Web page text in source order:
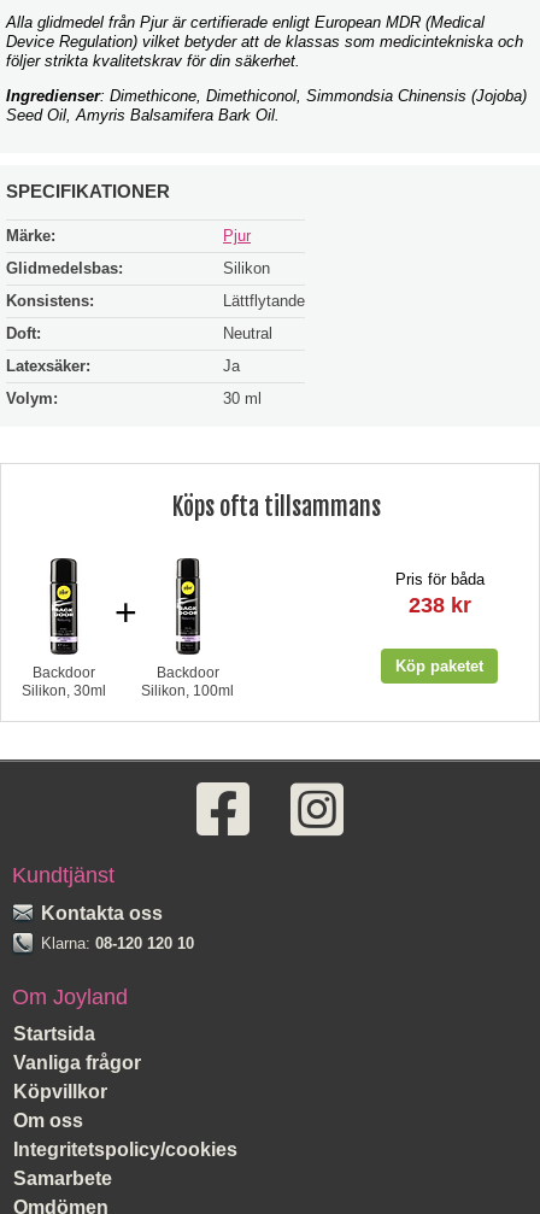
Alla glidmedel från Pjur är certifierade enligt European MDR (Medical
Device Regulation) vilket betyder att de klassas som medicintekniska och
följer strikta kvalitetskrav för din säkerhet.
Ingredienser: Dimethicone, Dimethiconol, Simmondsia Chinensis (Jojoba)
Seed Oil, Amyris Balsamifera Bark Oil.
SPECIFIKATIONER
Märke:
Pjur
Glidmedelsbas:
Silikon
Konsistens:
Lättflytande
Doft:
Neutral
Latexsäker:
Ja
Volym:
30 ml
Köps ofta tillsammans
Backdoor
Silikon, 30ml
+
Backdoor
Silikon, 100ml
Pris för båda
238 kr
Kundtjänst
Kontakta oss
Klarna: 08-120 120 10
Om Joyland
Startsida
Vanliga frågor
Köpvillkor
Om oss
Integritetspolicy/cookies
Samarbete
Omdömen